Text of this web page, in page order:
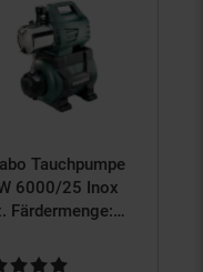
Tauchpumpe
6000/25 Inox
Färdermenge:
5 von 5